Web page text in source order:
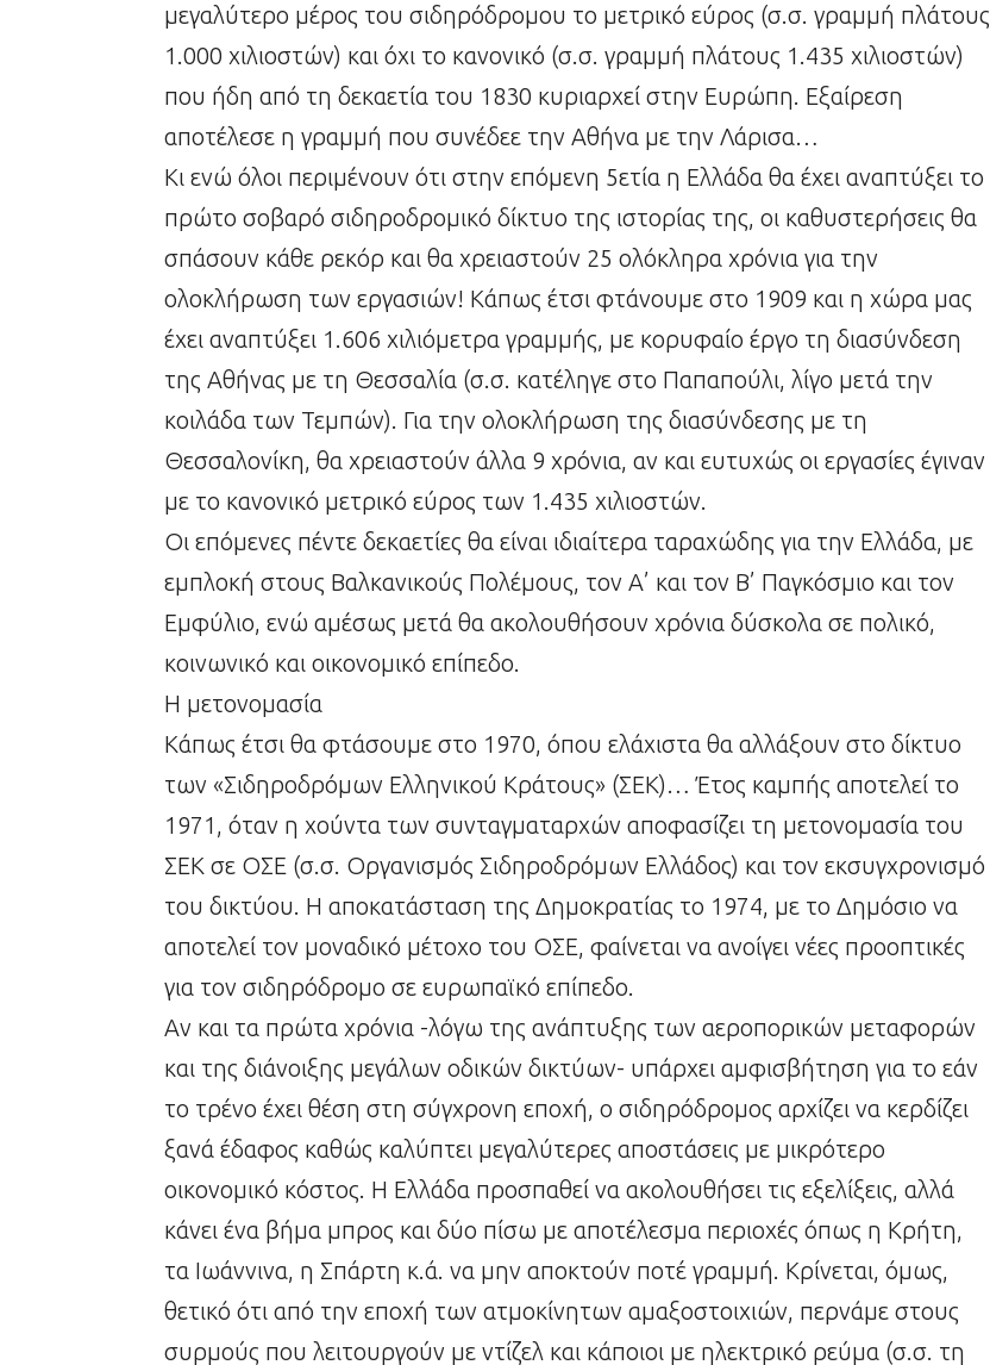
μεγαλύτερο μέρος του σιδηρόδρομου το μετρικό εύρος (σ.σ. γραμμή πλάτους
1.000 χιλιοστών) και όχι το κανονικό (σ.σ. γραμμή πλάτους 1.435 χιλιοστών)
που ήδη από τη δεκαετία του 1830 κυριαρχεί στην Ευρώπη. Εξαίρεση
αποτέλεσε η γραμμή που συνέδεε την Αθήνα με την Λάρισα…
Κι ενώ όλοι περιμένουν ότι στην επόμενη 5ετία η Ελλάδα θα έχει αναπτύξει το
πρώτο σοβαρό σιδηροδρομικό δίκτυο της ιστορίας της, οι καθυστερήσεις θα
σπάσουν κάθε ρεκόρ και θα χρειαστούν 25 ολόκληρα χρόνια για την
ολοκλήρωση των εργασιών! Κάπως έτσι φτάνουμε στο 1909 και η χώρα μας
έχει αναπτύξει 1.606 χιλιόμετρα γραμμής, με κορυφαίο έργο τη διασύνδεση
της Αθήνας με τη Θεσσαλία (σ.σ. κατέληγε στο Παπαπούλι, λίγο μετά την
κοιλάδα των Τεμπών). Για την ολοκλήρωση της διασύνδεσης με τη
Θεσσαλονίκη, θα χρειαστούν άλλα 9 χρόνια, αν και ευτυχώς οι εργασίες έγιναν
με το κανονικό μετρικό εύρος των 1.435 χιλιοστών.
Οι επόμενες πέντε δεκαετίες θα είναι ιδιαίτερα ταραχώδης για την Ελλάδα, με
εμπλοκή στους Βαλκανικούς Πολέμους, τον Α’ και τον Β’ Παγκόσμιο και τον
Εμφύλιο, ενώ αμέσως μετά θα ακολουθήσουν χρόνια δύσκολα σε πολικό,
κοινωνικό και οικονομικό επίπεδο.
Η μετονομασία
Κάπως έτσι θα φτάσουμε στο 1970, όπου ελάχιστα θα αλλάξουν στο δίκτυο
των «Σιδηροδρόμων Ελληνικού Κράτους» (ΣΕΚ)… Έτος καμπής αποτελεί το
1971, όταν η χούντα των συνταγματαρχών αποφασίζει τη μετονομασία του
ΣΕΚ σε ΟΣΕ (σ.σ. Οργανισμός Σιδηροδρόμων Ελλάδος) και τον εκσυγχρονισμό
του δικτύου. Η αποκατάσταση της Δημοκρατίας το 1974, με το Δημόσιο να
αποτελεί τον μοναδικό μέτοχο του ΟΣΕ, φαίνεται να ανοίγει νέες προοπτικές
για τον σιδηρόδρομο σε ευρωπαϊκό επίπεδο.
Αν και τα πρώτα χρόνια -λόγω της ανάπτυξης των αεροπορικών μεταφορών
και της διάνοιξης μεγάλων οδικών δικτύων- υπάρχει αμφισβήτηση για το εάν
το τρένο έχει θέση στη σύγχρονη εποχή, ο σιδηρόδρομος αρχίζει να κερδίζει
ξανά έδαφος καθώς καλύπτει μεγαλύτερες αποστάσεις με μικρότερο
οικονομικό κόστος. Η Ελλάδα προσπαθεί να ακολουθήσει τις εξελίξεις, αλλά
κάνει ένα βήμα μπρος και δύο πίσω με αποτέλεσμα περιοχές όπως η Κρήτη,
τα Ιωάννινα, η Σπάρτη κ.ά. να μην αποκτούν ποτέ γραμμή. Κρίνεται, όμως,
θετικό ότι από την εποχή των ατμοκίνητων αμαξοστοιχιών, περνάμε στους
συρμούς που λειτουργούν με ντίζελ και κάποιοι με ηλεκτρικό ρεύμα (σ.σ. τη